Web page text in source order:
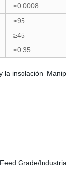
≤0,0008
≥95
≥45
≤0,35
insolación.